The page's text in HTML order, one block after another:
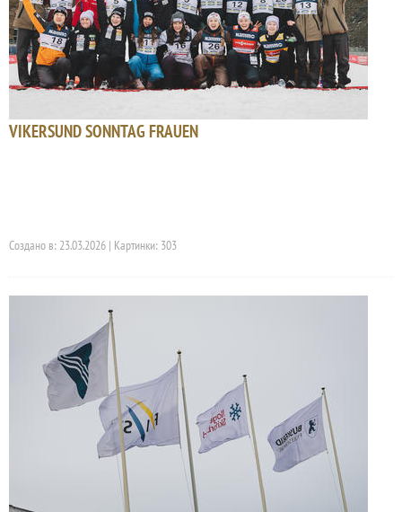
VIKERSUND SONNTAG FRAUEN
Создано в: 23.03.2026 | Картинки: 303